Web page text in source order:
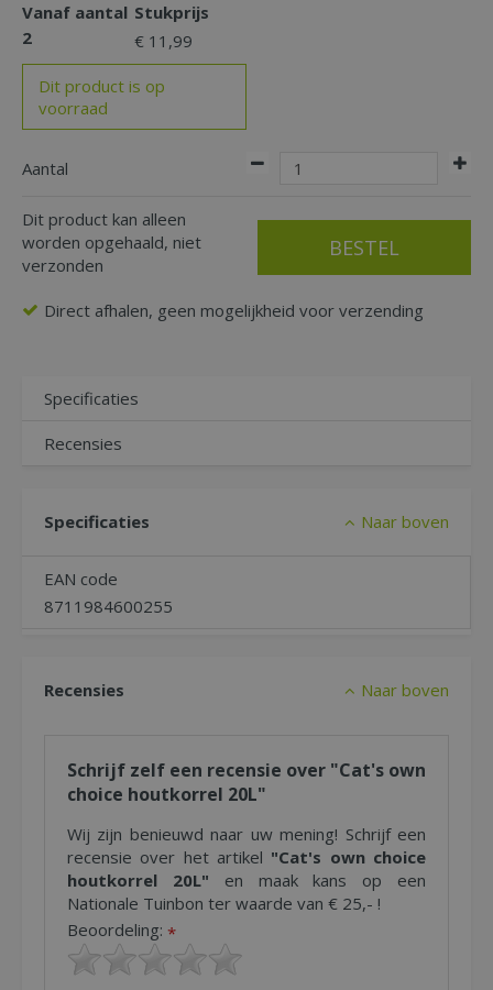
Vanaf aantal Stukprijs
2
€ 11 ,99
Dit product is op
voorraad
Aantal
Dit product kan alleen
worden opgehaald, niet
verzonden
Direct afhalen, geen mogelijkheid voor verzending
Specificaties
Recensies
Specificaties Naar boven
EAN code
8711984600255
Recensies Naar boven
Schrijf zelf een recensie over "Cat's own
choice houtkorrel 20L"
Wij zijn benieuwd naar uw mening! Schrijf een
recensie over het artikel "Cat's own choice
houtkorrel 20L" en maak kans op een
Nationale Tuinbon ter waarde van € 25,- !
Beoordeling: *